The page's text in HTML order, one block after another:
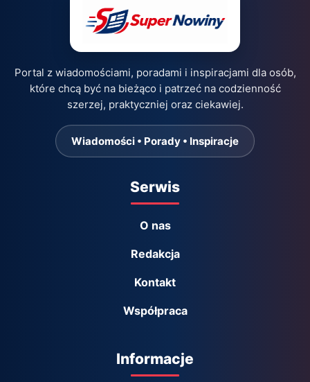
Portal z wiadomościami, poradami i inspiracjami dla osób,
które chcą być na bieżąco i patrzeć na codzienność
szerzej, praktyczniej oraz ciekawiej.
Wiadomości • Porady • Inspiracje
Serwis
O nas
Redakcja
Kontakt
Współpraca
Informacje